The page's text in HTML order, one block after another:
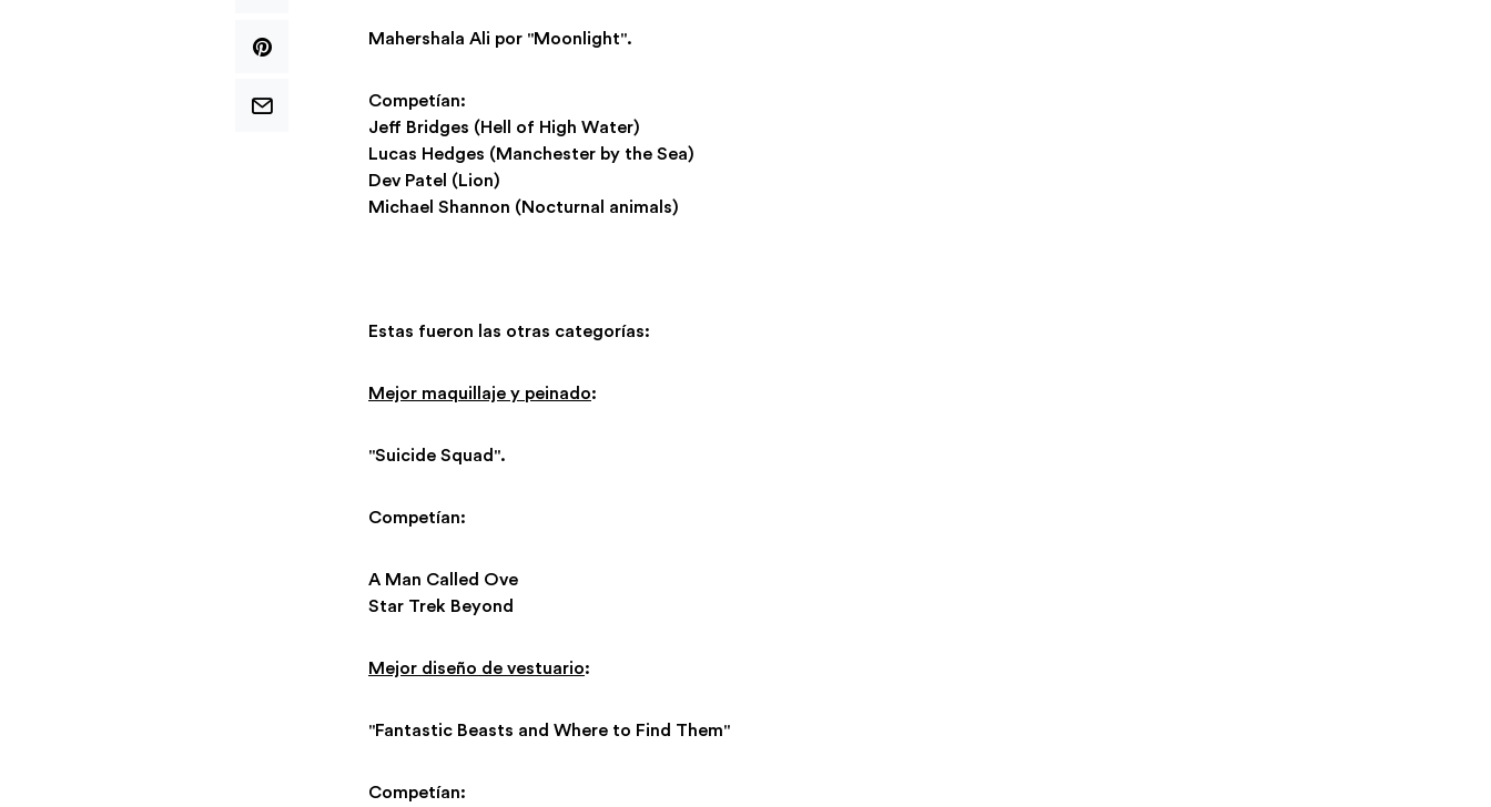
Mahershala Ali por "Moonlight".
Competían:
Jeff Bridges (Hell of High Water)
Lucas Hedges (Manchester by the Sea)
Dev Patel (Lion)
Michael Shannon (Nocturnal animals)
Estas fueron las otras categorías:
Mejor maquillaje y peinado:
"Suicide Squad".
Competían:
A Man Called Ove
Star Trek Beyond
Mejor diseño de vestuario:
"Fantastic Beasts and Where to Find Them"
Competían: